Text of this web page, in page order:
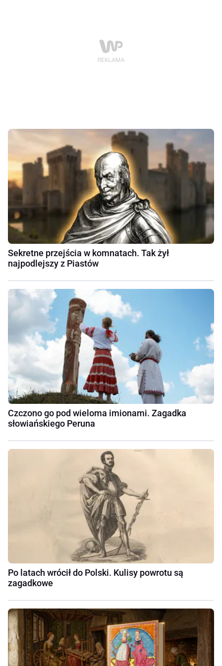
Sekretne przejścia w komnatach. Tak żył
najpodlejszy z Piastów
Czczono go pod wieloma imionami. Zagadka
słowiańskiego Peruna
Po latach wrócił do Polski. Kulisy powrotu są
zagadkowe